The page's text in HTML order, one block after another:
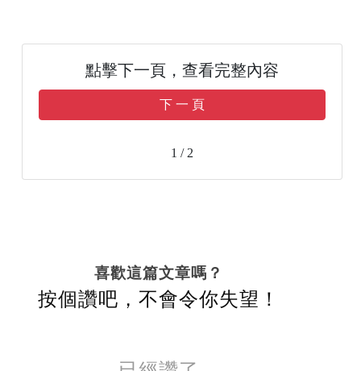
點擊下一頁，查看完整內容
下 一 頁
1 / 2
喜歡這篇文章嗎？
按個讚吧，不會令你失望！